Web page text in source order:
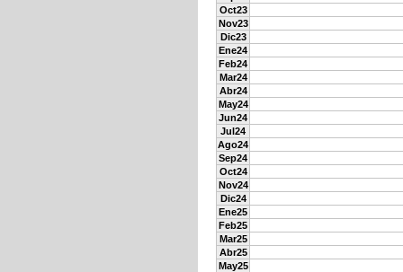
Oct23
Nov23
Dic23
Ene24
Feb24
Mar24
Abr24
May24
Jun24
Jul24
Ago24
Sep24
Oct24
Nov24
Dic24
Ene25
Feb25
Mar25
Abr25
May25